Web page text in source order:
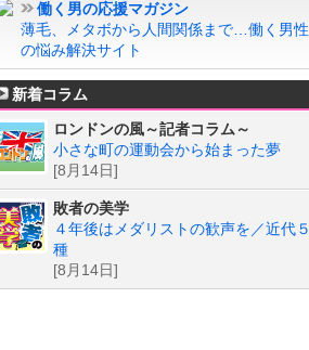
働く男の応援マガジン
薄毛、メタボから人間関係まで…働く男性
の悩み解決サイト
新着コラム
ロンドンの風～記者コラム～
小さな町の運動会から始まった夢
[8月14日]
敗者の美学
４年後はメダリストの歓声を／近代５
種
[8月14日]